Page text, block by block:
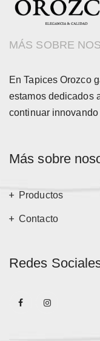
MÁS SOBRE
En Tapices Orozco
estamos dedicados
continuar
Más sobre
Productos
Contacto
Redes